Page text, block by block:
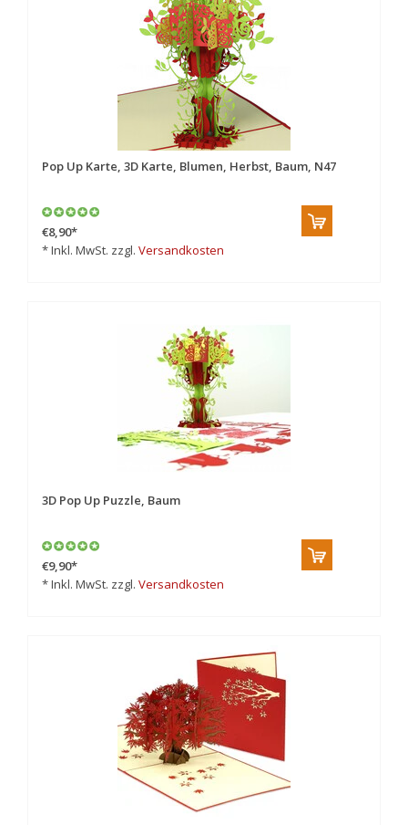
Pop Up Karte, 3D Karte, Blumen, Herbst, Baum, N47
€8,90*
* Inkl. MwSt. zzgl. Versandkosten
3D Pop Up Puzzle, Baum
€9,90*
* Inkl. MwSt. zzgl. Versandkosten